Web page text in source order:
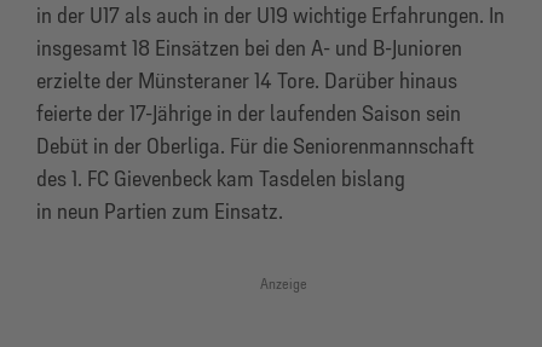
in der U17 als auch in der U19 wichtige Erfahrungen. In
insgesamt 18 Einsätzen bei den A- und B-Junioren
erzielte der Münsteraner 14 Tore. Darüber hinaus
feierte der 17-Jährige in der laufenden Saison sein
Debüt in der Oberliga. Für die Seniorenmannschaft
des 1. FC Gievenbeck kam Tasdelen bislang
in neun Partien zum Einsatz.
Anzeige